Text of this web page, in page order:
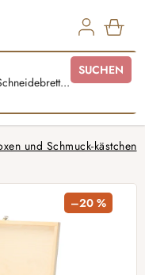
SUCHEN
und Schmuck-kästchen
–20 %